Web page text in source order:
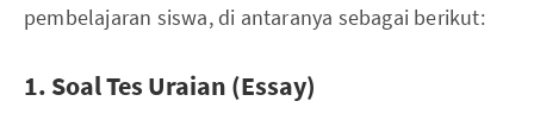
pembelajaran siswa, di antaranya sebagai berikut:
1. Soal Tes Uraian (Essay)